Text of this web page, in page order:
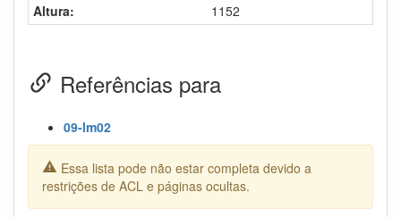
Altura:
1152
Referências para
09-lm02
Essa lista pode não estar completa devido a
restrições de ACL e páginas ocultas.